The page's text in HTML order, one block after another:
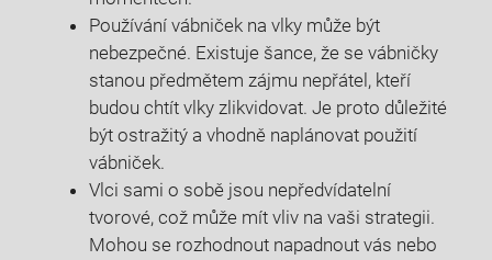
Používání vábniček na vlky může být
nebezpečné. Existuje šance, že se vábničky
stanou předmětem zájmu nepřátel, kteří
budou chtít vlky zlikvidovat. Je proto důležité
být ostražitý a vhodně naplánovat použití
vábniček.
Vlci sami o sobě jsou nepředvídatelní
tvorové, což může mít vliv na vaši strategii.
Mohou se rozhodnout napadnout vás nebo